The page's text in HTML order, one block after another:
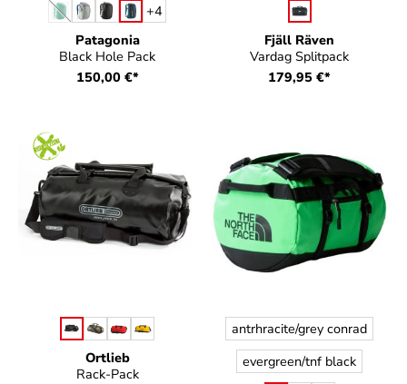
Patagonia
Black Hole Pack
Farbeauswählen
(Diese Option ist zurzeit nicht verfügbar.)
+4
150,00 €*
Fjäll Räven
Vardag Splitpack
Farbeauswählen
179,95 €*
Ortlieb
Rack-Pack
Farbeauswählen Farbeauswählen
antrhracite/grey conrad
evergreen/tnf black